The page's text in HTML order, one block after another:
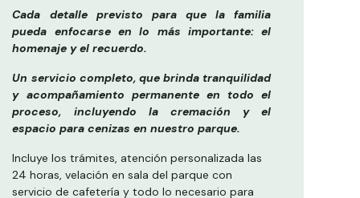
Cada detalle previsto para que la familia
pueda enfocarse en lo más importante: el
homenaje y el recuerdo.
Un servicio completo, que brinda tranquilidad
y acompañamiento permanente en todo el
proceso, incluyendo la cremación y el
espacio para cenizas en nuestro parque.
Incluye los trámites, atención personalizada las
24 horas, velación en sala del parque con
servicio de cafetería y todo lo necesario para